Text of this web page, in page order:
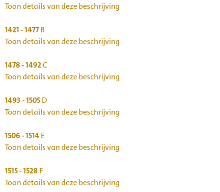
Toon details van deze beschrijving
1421 - 1477B
Toon details van deze beschrijving
1478 - 1492C
Toon details van deze beschrijving
1493 - 1505D
Toon details van deze beschrijving
1506 - 1514E
Toon details van deze beschrijving
1515 - 1528F
Toon details van deze beschrijving